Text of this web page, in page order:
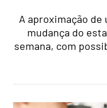
A aproximação de
mudança do
semana, com